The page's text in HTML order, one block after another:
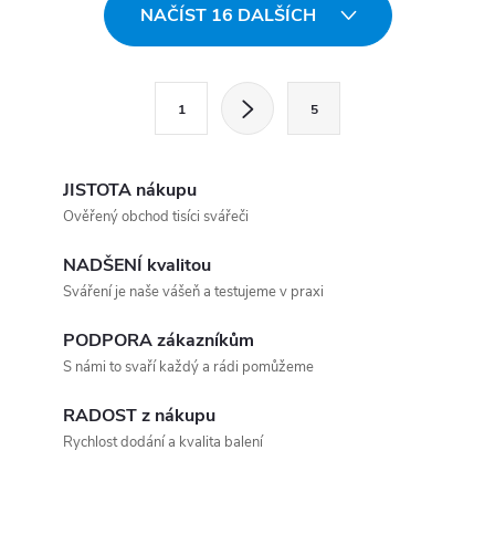
NAČÍST 16 DALŠÍCH
1 5
JISTOTA nákupu
Ověřený obchod tisíci svářeči
NADŠENÍ kvalitou
Sváření je naše vášeň a testujeme v praxi
PODPORA zákazníkům
S námi to svaří každý a rádi pomůžeme
RADOST z nákupu
Rychlost dodání a kvalita balení